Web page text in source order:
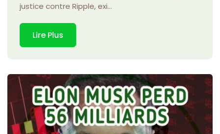
justice contre Ripple, exi...
Lire Plus